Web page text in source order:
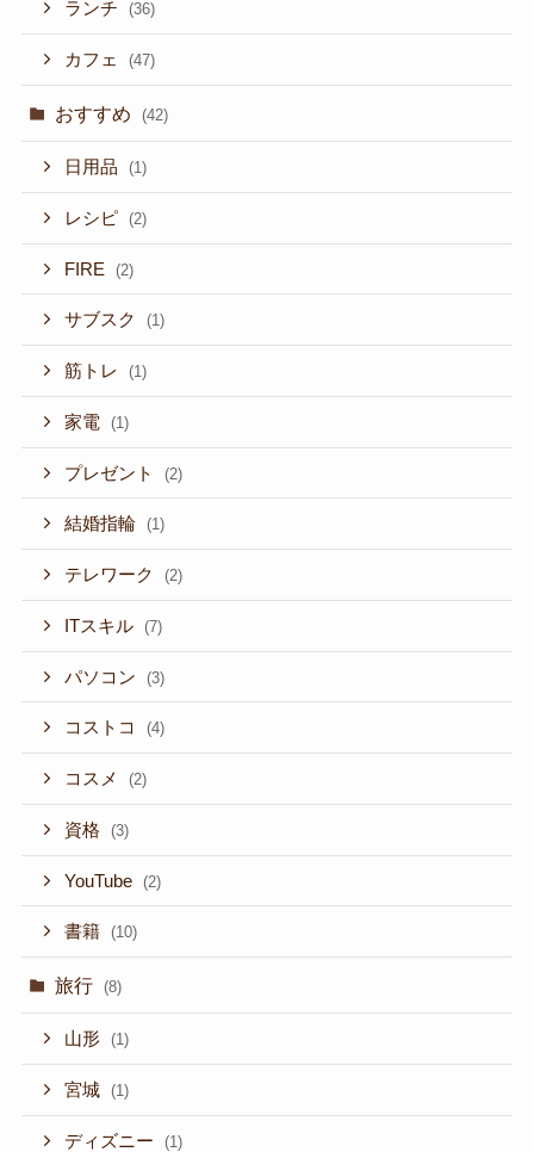
ランチ (36)
カフェ (47)
おすすめ (42)
日用品 (1)
レシピ (2)
FIRE (2)
サブスク (1)
筋トレ (1)
家電 (1)
プレゼント (2)
結婚指輪 (1)
テレワーク (2)
ITスキル (7)
パソコン (3)
コストコ (4)
コスメ (2)
資格 (3)
YouTube (2)
書籍 (10)
旅行 (8)
山形 (1)
宮城 (1)
ディズニー (1)